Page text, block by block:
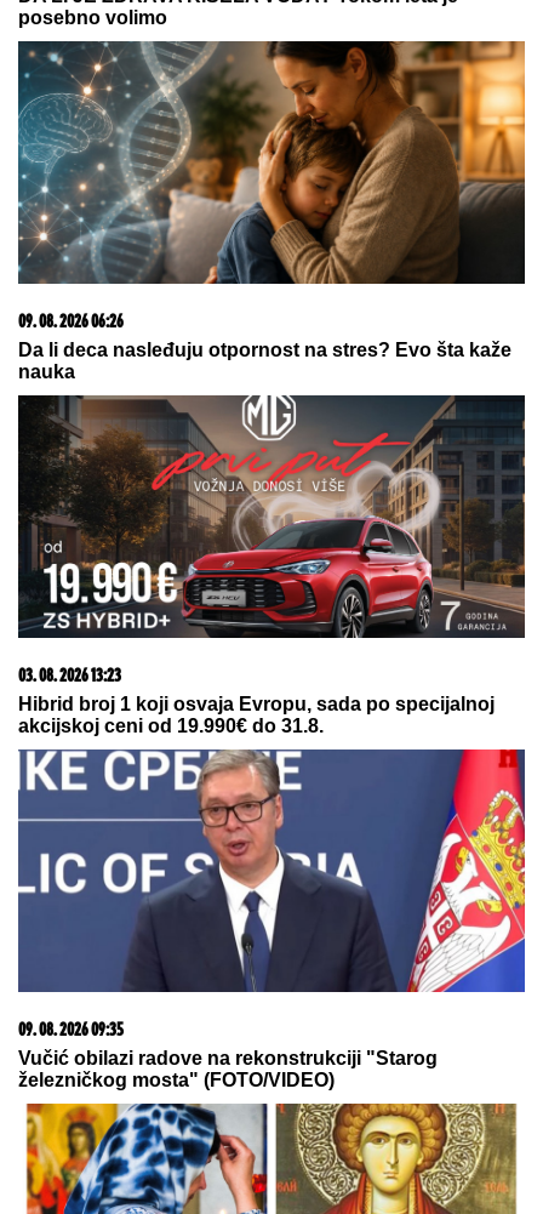
15. 07. 2026 07:44
Većina građana izgubi novac pre nego što stigne na
letovanje - ovih 7 troškova skoro niko ne planira
08. 08. 2026 16:10
Dete sa autizmom polivali vodom i mazali mu lak na
usta: Potresno iskustvo žene iz vrtića za Mame
09. 08. 2026 07:42
DA LI JE ZDRAVA KISELA VODA? Tokom leta je
09. 08. 2026 06:26
Da li deca nasleđuju otpornost na stres? Evo šta kaže
nauka